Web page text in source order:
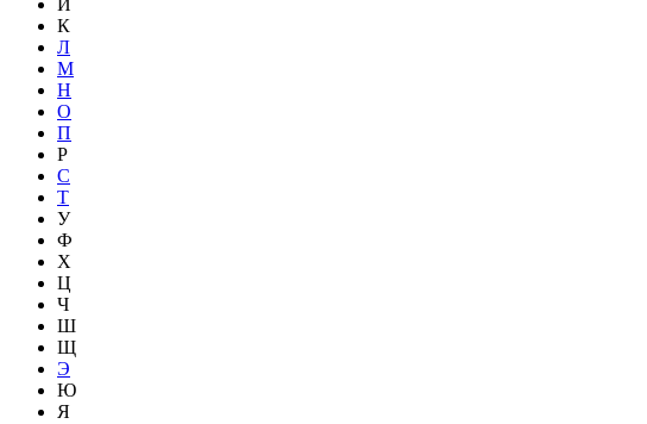
И
К
Л
М
Н
О
П
Р
С
Т
У
Ф
Х
Ц
Ч
Ш
Щ
Э
Ю
Я